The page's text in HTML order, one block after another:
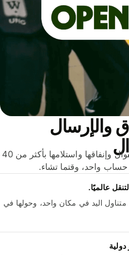
والإرسال
وفّر المال عند إرسال الأموال وإنفاقها واستلامها بأكثر من 40
واحد، وقتما تشاء.
عالميًا.
اليد في مكان واحد، وحولها في